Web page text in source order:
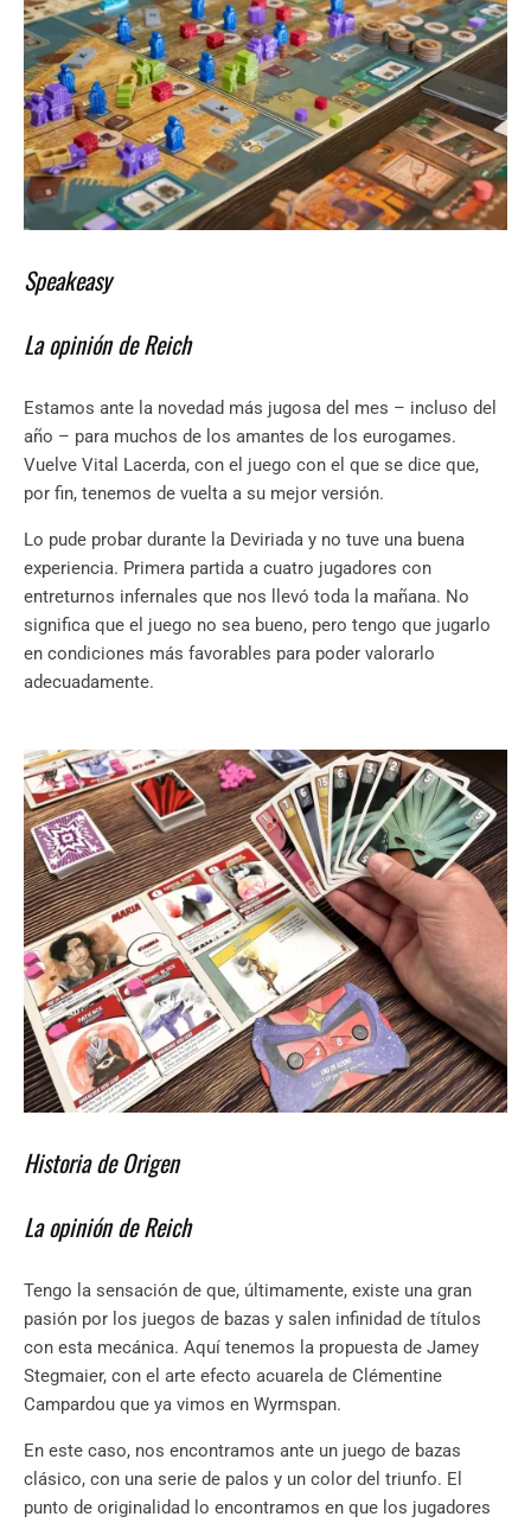
Speakeasy
La opinión de Reich
Estamos ante la novedad más jugosa del mes – incluso del
año – para muchos de los amantes de los eurogames.
Vuelve Vital Lacerda, con el juego con el que se dice que,
por fin, tenemos de vuelta a su mejor versión.
Lo pude probar durante la Deviriada y no tuve una buena
experiencia. Primera partida a cuatro jugadores con
entreturnos infernales que nos llevó toda la mañana. No
significa que el juego no sea bueno, pero tengo que jugarlo
en condiciones más favorables para poder valorarlo
adecuadamente.
Historia de Origen
La opinión de Reich
Tengo la sensación de que, últimamente, existe una gran
pasión por los juegos de bazas y salen infinidad de títulos
con esta mecánica. Aquí tenemos la propuesta de Jamey
Stegmaier, con el arte efecto acuarela de Clémentine
Campardou que ya vimos en Wyrmspan.
En este caso, nos encontramos ante un juego de bazas
clásico, con una serie de palos y un color del triunfo. El
punto de originalidad lo encontramos en que los jugadores